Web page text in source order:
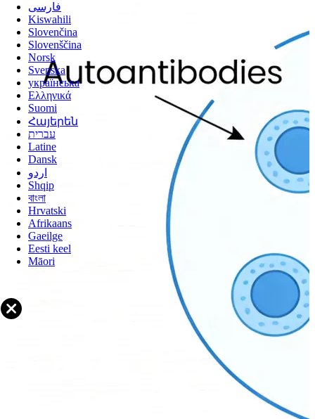
فارسی
Kiswahili
Slovenčina
Slovenščina
Norsk
Svenska
українська
Ελληνικά
Suomi
Հայերեն
עברית
Latine
Dansk
اردو
Shqip
বাংলা
Hrvatski
Afrikaans
Gaeilge
Eesti keel
Māori